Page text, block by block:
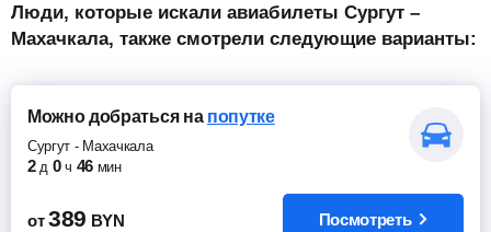
Люди, которые искали авиабилеты Сургут –
Махачкала, также смотрели следующие варианты:
Можно добратьсяна попутке
Сургут - Махачкала
2 д 0 ч 46 мин
от 389 BYN Посмотреть